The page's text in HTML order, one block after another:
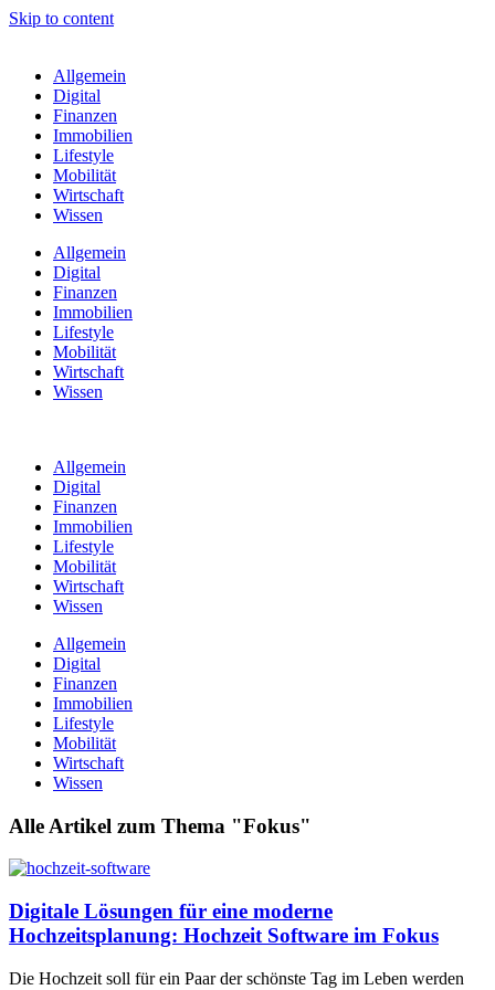
Skip to content
Allgemein
Digital
Finanzen
Immobilien
Lifestyle
Mobilität
Wirtschaft
Wissen
Allgemein
Digital
Finanzen
Immobilien
Lifestyle
Mobilität
Wirtschaft
Wissen
Allgemein
Digital
Finanzen
Immobilien
Lifestyle
Mobilität
Wirtschaft
Wissen
Allgemein
Digital
Finanzen
Immobilien
Lifestyle
Mobilität
Wirtschaft
Wissen
Alle Artikel zum Thema "Fokus"
Digitale Lösungen für eine moderne
Hochzeitsplanung: Hochzeit Software im Fokus
Die Hochzeit soll für ein Paar der schönste Tag im Leben werden